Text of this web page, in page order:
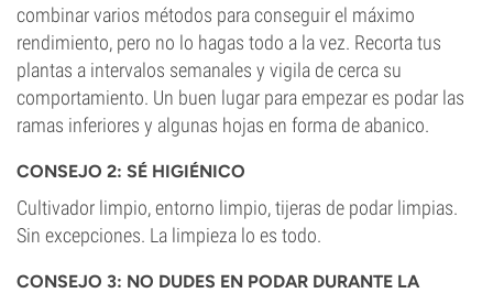
combinar varios métodos para conseguir el máximo
rendimiento, pero no lo hagas todo a la vez. Recorta tus
plantas a intervalos semanales y vigila de cerca su
comportamiento. Un buen lugar para empezar es podar las
ramas inferiores y algunas hojas en forma de abanico.
CONSEJO 2: SÉ HIGIÉNICO
Cultivador limpio, entorno limpio, tijeras de podar limpias.
Sin excepciones. La limpieza lo es todo.
CONSEJO 3: NO DUDES EN PODAR DURANTE LA